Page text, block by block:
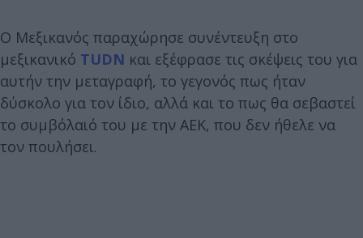
Ο Μεξικανός παραχώρησε συνέντευξη στο
μεξικανικό TUDN και εξέφρασε τις σκέψεις του για
αυτήν την μεταγραφή, το γεγονός πως ήταν
δύσκολο για τον ίδιο, αλλά και το πως θα σεβαστεί
το συμβόλαιό του με την ΑΕΚ, που δεν ήθελε να
τον πουλήσει.